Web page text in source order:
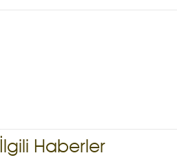
İlgili Haberler